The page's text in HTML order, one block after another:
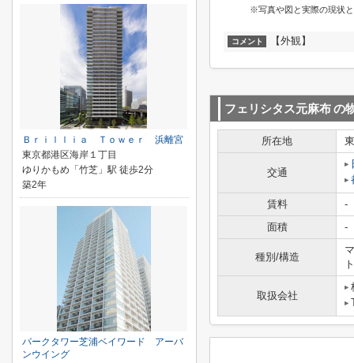
※写真や図と実際の現状
コメント 【外観】
フェリシタス元麻布の
所在地
交通
賃料
-
面積
-
種別/構造
ト
取扱会社
Ｂｒｉｌｌｉａ Ｔｏｗｅｒ 浜離宮
東京都港区海岸１丁目
ゆりかもめ「竹芝」駅 徒歩2分
築2年
パークタワー芝浦ベイワード アーバ
ンウイング